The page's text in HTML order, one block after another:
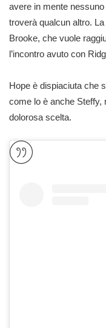
avere in mente
troverà qualcun altro.
Brooke, che vuole
l’incontro avuto con
Hope è dispiaciuta che
come lo è anche Steffy,
dolorosa scelta.